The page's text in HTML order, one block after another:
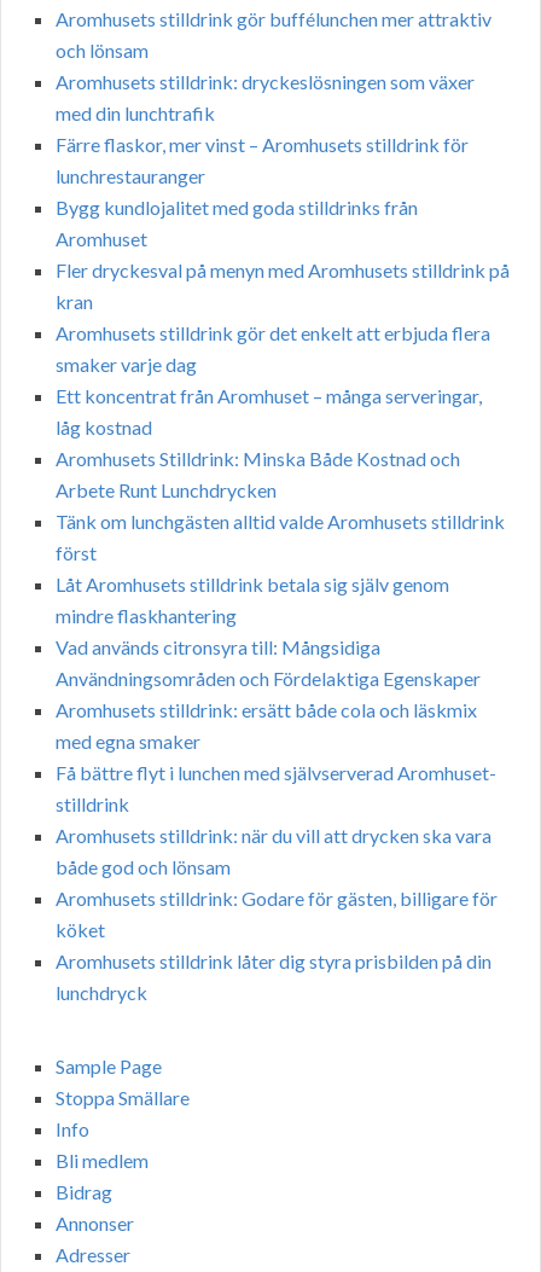
Aromhusets stilldrink gör buffélunchen mer attraktiv
och lönsam
Aromhusets stilldrink: dryckeslösningen som växer
med din lunchtrafik
Färre flaskor, mer vinst – Aromhusets stilldrink för
lunchrestauranger
Bygg kundlojalitet med goda stilldrinks från
Aromhuset
Fler dryckesval på menyn med Aromhusets stilldrink på
kran
Aromhusets stilldrink gör det enkelt att erbjuda flera
smaker varje dag
Ett koncentrat från Aromhuset – många serveringar,
låg kostnad
Aromhusets Stilldrink: Minska Både Kostnad och
Arbete Runt Lunchdrycken
Tänk om lunchgästen alltid valde Aromhusets stilldrink
först
Låt Aromhusets stilldrink betala sig själv genom
mindre flaskhantering
Vad används citronsyra till: Mångsidiga
Användningsområden och Fördelaktiga Egenskaper
Aromhusets stilldrink: ersätt både cola och läskmix
med egna smaker
Få bättre flyt i lunchen med självserverad Aromhuset-
stilldrink
Aromhusets stilldrink: när du vill att drycken ska vara
både god och lönsam
Aromhusets stilldrink: Godare för gästen, billigare för
köket
Aromhusets stilldrink låter dig styra prisbilden på din
lunchdryck
Sample Page
Stoppa Smällare
Info
Bli medlem
Bidrag
Annonser
Adresser